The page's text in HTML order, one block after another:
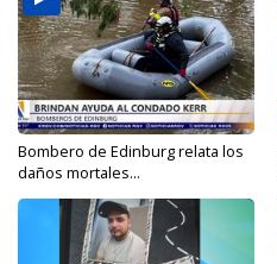
Bombero de Edinburg relata los
daños mortales...